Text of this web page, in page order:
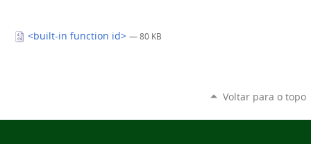
<built-in function id> — 80 KB
Voltar para o topo